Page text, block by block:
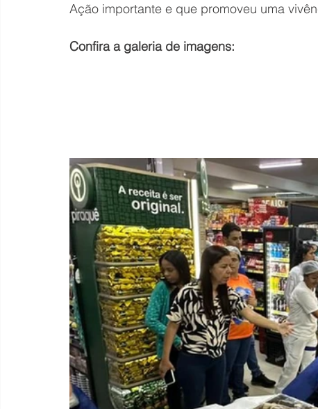
Ação importante e que promoveu uma
Confira a galeria de imagens: